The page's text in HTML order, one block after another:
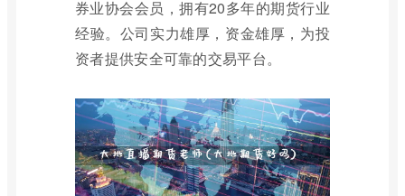
券业协会会员，拥有20多年的期货行业
经验。公司实力雄厚，资金雄厚，为投
资者提供安全可靠的交易平台。